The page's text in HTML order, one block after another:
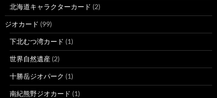
北海道キャラクターカード (2)
ジオカード (99)
下北むつ湾カード (1)
世界自然遺産 (2)
十勝岳ジオパーク (1)
南紀熊野ジオカード (1)